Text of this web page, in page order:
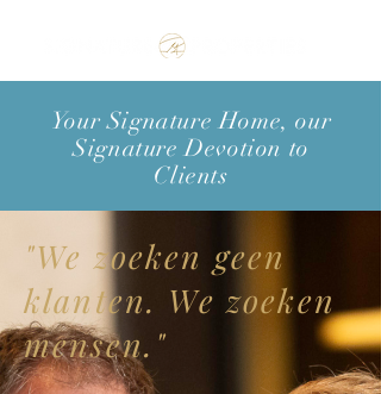
Your Signature Home, our
Signature Devotion to
Clients
"We zoeken geen
klanten. We zoeken
mensen. "